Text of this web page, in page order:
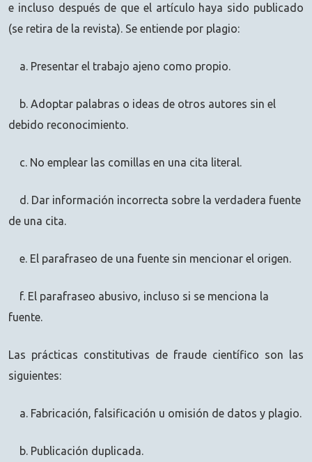
e incluso después de que el artículo haya sido publicado
(se retira de la revista). Se entiende por plagio:
a. Presentar el trabajo ajeno como propio.
b. Adoptar palabras o ideas de otros autores sin el
debido reconocimiento.
c. No emplear las comillas en una cita literal.
d. Dar información incorrecta sobre la verdadera fuente
de una cita.
e. El parafraseo de una fuente sin mencionar el origen.
f. El parafraseo abusivo, incluso si se menciona la
fuente.
Las prácticas constitutivas de fraude científico son las
siguientes:
a. Fabricación, falsificación u omisión de datos y plagio.
b. Publicación duplicada.